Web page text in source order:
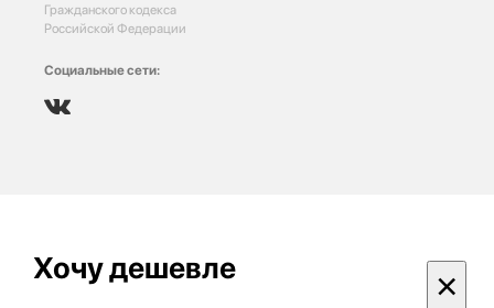
Гражданского кодекса
Российской Федерации
Социальные сети:
Хочу дешевле ×